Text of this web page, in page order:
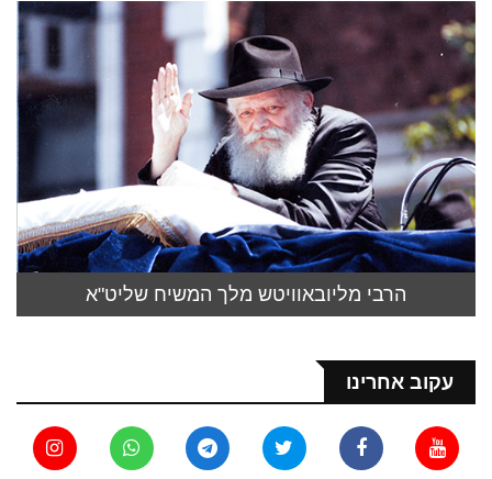
הרבי מליובאוויטש מלך המשיח שליט"א
עקוב אחרינו